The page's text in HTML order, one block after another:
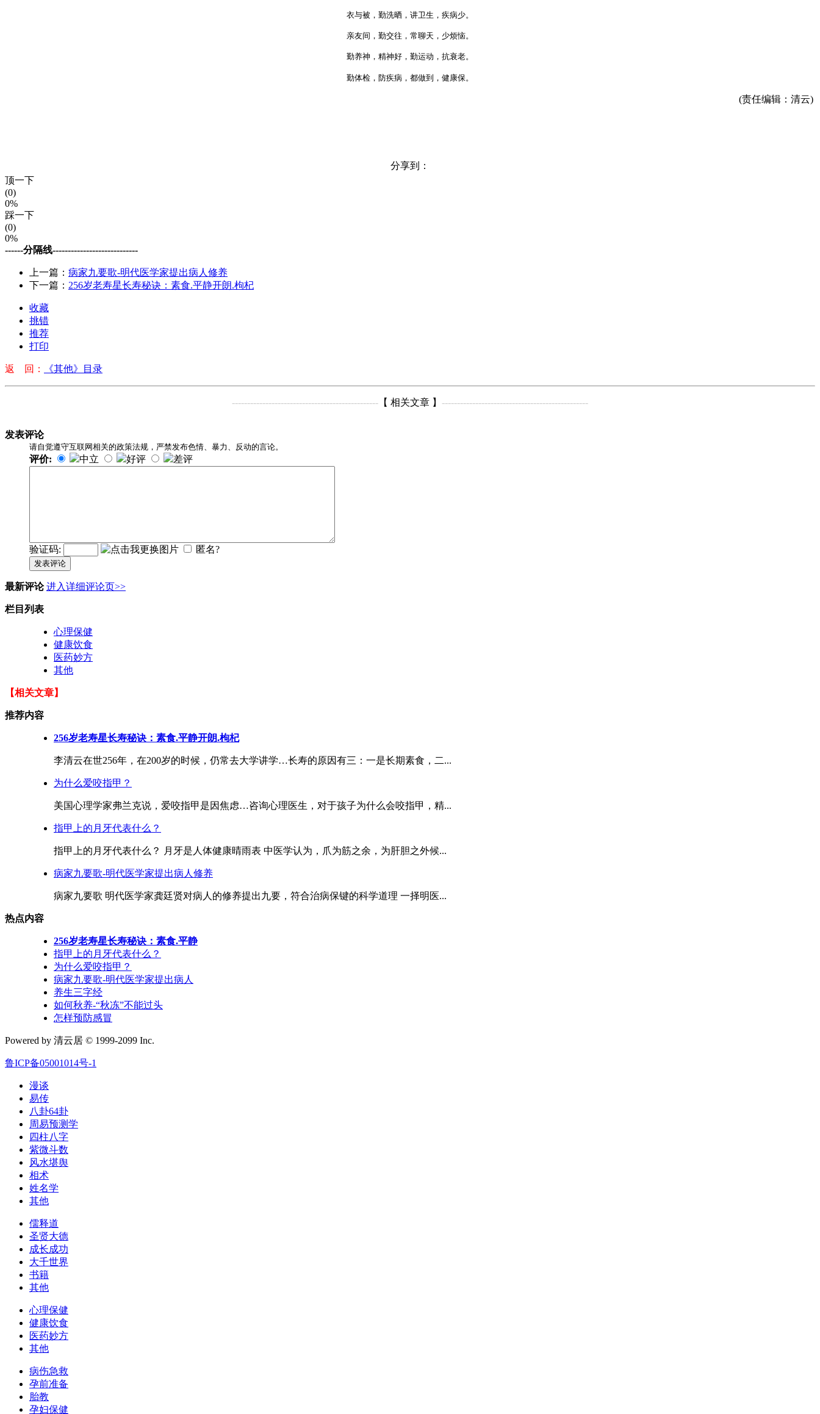
衣与被，勤洗晒，讲卫生，疾病少。
亲友间，勤交往，常聊天，少烦恼。
勤养神，精神好，勤运动，抗衰老。
勤体检，防疾病，都做到，健康保。
(责任编辑：清云)
分享到：
顶一下
(0)
0%
踩一下
(0)
0%
------分隔线----------------------------
上一篇： 病家九要歌-明代医学家提出病人修养
下一篇： 256岁老寿星长寿秘诀：素食.平静开朗.枸杞
收藏
挑错
推荐
打印
返 回： 《其他》目录
------------------------------------------------ 【 相关文章 】 ------------------------------------------------
发表评论
请自觉遵守互联网相关的政策法规，严禁发布色情、暴力、反动的言论。
评价: 中立 好评 差评
验证码: 匿名?
发表评论
最新评论 进入详细评论页>>
栏目列表
心理保健
健康饮食
医药妙方
其他
【相关文章】
推荐内容
256岁老寿星长寿秘诀：素食.平静开朗.枸杞
李清云在世256年，在200岁的时候，仍常去大学讲学…长寿的原因有三：一是长期素食，二...
为什么爱咬指甲？
美国心理学家弗兰克说，爱咬指甲是因焦虑…咨询心理医生，对于孩子为什么会咬指甲，精...
指甲上的月牙代表什么？
指甲上的月牙代表什么？ 月牙是人体健康晴雨表 中医学认为，爪为筋之余，为肝胆之外候...
病家九要歌-明代医学家提出病人修养
病家九要歌 明代医学家龚廷贤对病人的修养提出九要，符合治病保键的科学道理 一择明医...
热点内容
256岁老寿星长寿秘诀：素食.平静
指甲上的月牙代表什么？
为什么爱咬指甲？
病家九要歌-明代医学家提出病人
养生三字经
如何秋养-“秋冻”不能过头
怎样预防感冒
Powered by 清云居 © 1999-2099 Inc.
鲁ICP备05001014号-1
漫谈
易传
八卦64卦
周易预测学
四柱八字
紫微斗数
风水堪舆
相术
姓名学
其他
儒释道
圣贤大德
成长成功
大千世界
书籍
其他
心理保健
健康饮食
医药妙方
其他
病伤急救
孕前准备
胎教
孕妇保健